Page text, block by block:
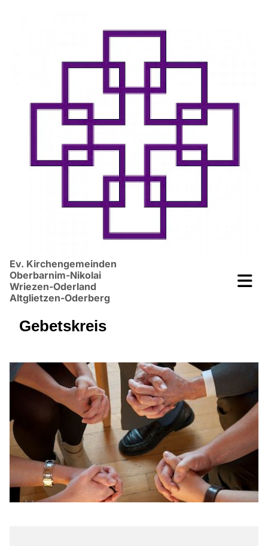
Ev. Kirchengemeinden
Oberbarnim-Nikolai
Wriezen-Oderland
Altglietzen-Oderberg
Gebetskreis